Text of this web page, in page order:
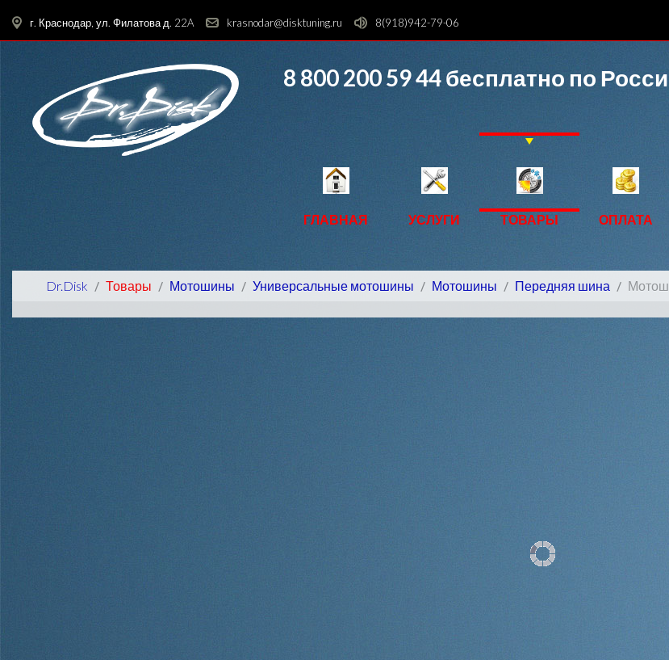
г. Краснодар, ул. Филатова д. 22A krasnodar@disktuning.ru 8(918)942-79-06
8 800 200 59 44бесплатно по
ГЛАВНАЯ УСЛУГИ ТОВАРЫ ОПЛАТА
Dr.Disk Товары Мотошины Универсальные мотошины Мотошины Передняя шина